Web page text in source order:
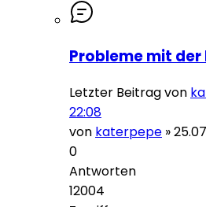
Probleme mit der
Letzter Beitrag von
22:08
von katerpepe »
0
Antworten
12004